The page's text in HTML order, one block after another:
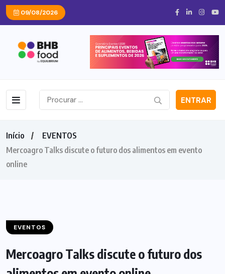
09/08/2026
ENTRAR
Início
EVENTOS
Mercoagro Talks discute o futuro dos alimentos em evento
online
EVENTOS
Mercoagro Talks discute o futuro dos